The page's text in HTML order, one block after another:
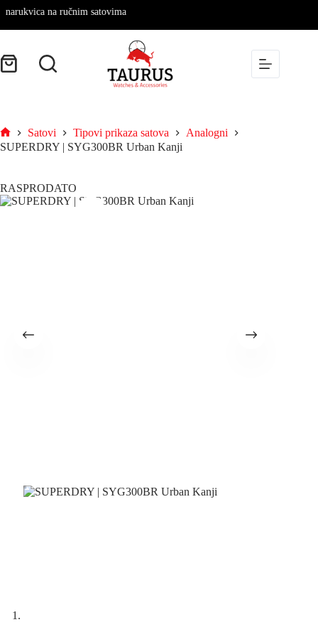
na ručnim satovima
Satovi Tipovi prikaza satova
Analogni
SUPERDRY | SYG300BR Urban Kanji
RASPRODATO